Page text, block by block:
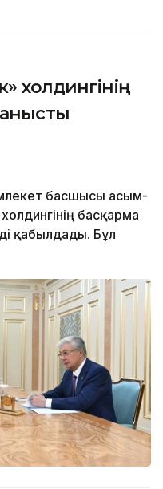
холдингінің
басшысы Қасым-
басқарма
қабылдады. Бұл